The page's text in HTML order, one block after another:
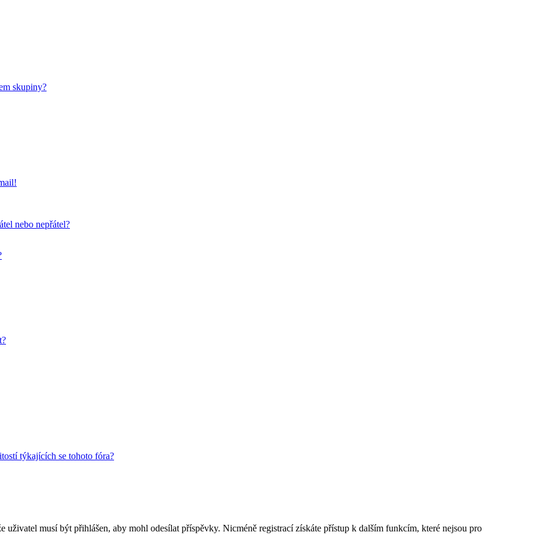
skupiny?
nebo nepřátel?
týkajících se tohoto fóra?
uživatel musí být přihlášen, aby mohl odesílat příspěvky. Nicméně registrací získáte přístup k dalším funkcím, které nejsou pro